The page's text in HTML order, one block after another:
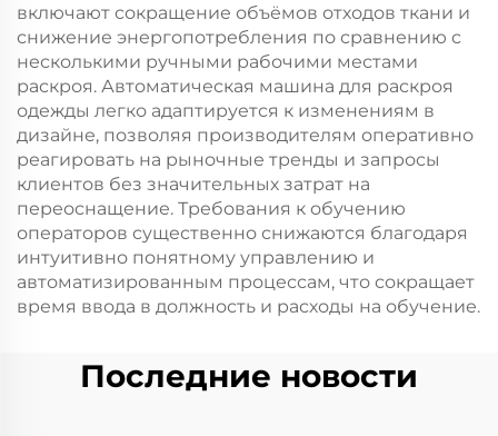
включают сокращение объёмов отходов ткани и
снижение энергопотребления по сравнению с
несколькими ручными рабочими местами
раскроя. Автоматическая машина для раскроя
одежды легко адаптируется к изменениям в
дизайне, позволяя производителям оперативно
реагировать на рыночные тренды и запросы
клиентов без значительных затрат на
переоснащение. Требования к обучению
операторов существенно снижаются благодаря
интуитивно понятному управлению и
автоматизированным процессам, что сокращает
время ввода в должность и расходы на обучение.
Последние новости